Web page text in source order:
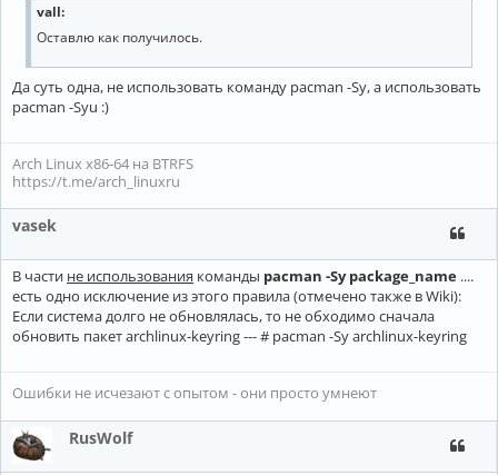
vall:
Оставлю как получилось.
Да суть одна, не использовать команду pacman -Sy, а использовать
pacman -Syu :)
Arch Linux x86-64 на BTRFS
https://t.me/arch_linuxru
vasek
В части не использования команды pacman -Sy package_name ....
есть одно исключение из этого правила (отмечено также в Wiki):
Если система долго не обновлялась, то не обходимо сначала
обновить пакет archlinux-keyring --- # pacman -Sy archlinux-keyring
Ошибки не исчезают с опытом - они просто умнеют
RusWolf